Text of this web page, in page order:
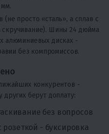
мм.
просто «сталь», а сплав с
Шины 24 дюйма
алюминиевых дисках -
без компромиссов.
конкурентов -
берут доплату:
без вопросов
- буксировка